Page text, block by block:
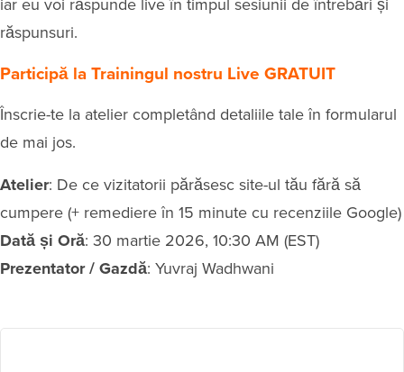
răspunsuri.
Participă la Trainingul nostru Live GRATUIT
Înscrie-te la atelier completând detaliile tale în formularul
de mai jos.
Atelier: De ce vizitatorii părăsesc site-ul tău fără să
cumpere (+ remediere în 15 minute cu recenziile Google)
Dată și Oră: 30 martie 2026, 10:30 AM (EST)
Prezentator / Gazdă: Yuvraj Wadhwani